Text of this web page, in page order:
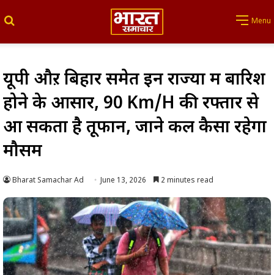
Menu
यूपी औऱ बिहार समेत इन राज्यों में बारिश
होने के आसार, 90 Km/H की रफ्तार से
आ सकता है तूफान, जाने कल कैसा रहेगा
मौसम
Bharat Samachar Ad June 13, 2026 2 minutes read